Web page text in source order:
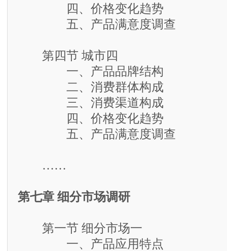
四、价格变化趋势
五、产品满意度调查
第四节 城市四
一、产品品牌结构
二、消费群体构成
三、消费渠道构成
四、价格变化趋势
五、产品满意度调查
……
第七章 细分市场调研
第一节 细分市场一
一、产品应用特点